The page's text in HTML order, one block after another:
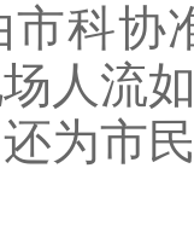
市科协
人流
为市